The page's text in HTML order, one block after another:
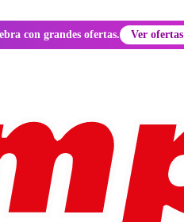
con grandes ofertas. Ver ofertas